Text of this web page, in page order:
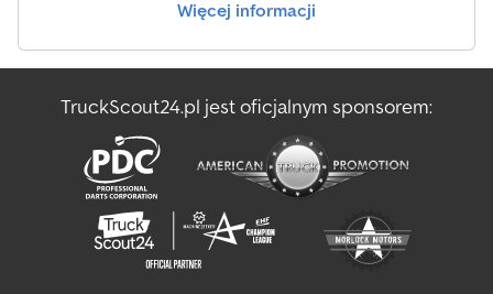
& Fischer Liczba właścicieli: 1Więcej informacji
TruckScout24.pl jest oficjalnym sponsorem: